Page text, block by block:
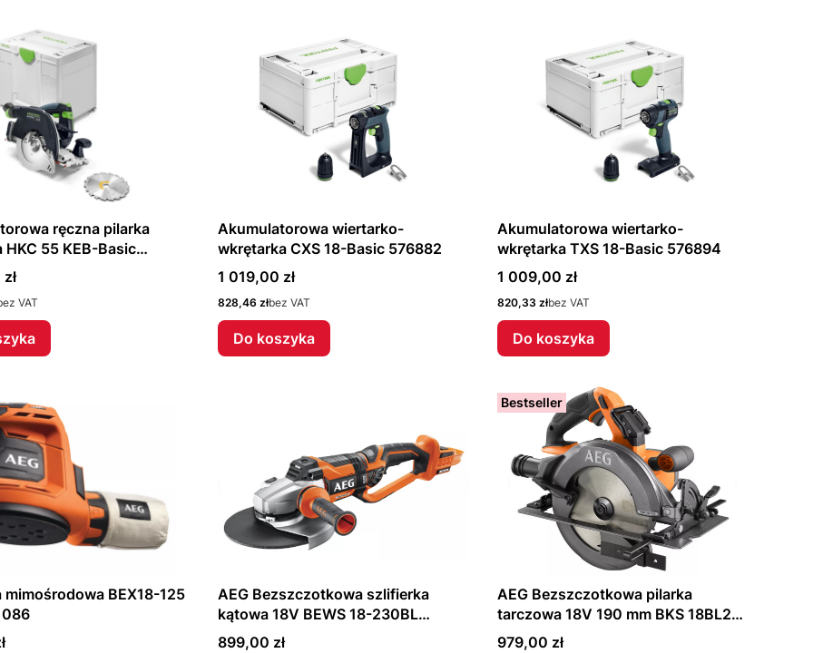
ręczna pilarka
55 KEB-Basic
VAT
Akumulatorowa wiertarko-
wkrętarka CXS 18-Basic 576882
Cena
1 019,00 zł
Cena
828,46 złbez VAT
Do koszyka
Akumulatorowa wiertarko-
wkrętarka TXS 18-Basic 576894
Cena
1 009,00 zł
Cena
820,33 złbez VAT
Do koszyka
mimośrodowa BEX18-125
AEG Bezszczotkowa szlifierka
kątowa 18V BEWS 18-230BL
4935459735
Cena
899,00 zł
Bestseller
AEG Bezszczotkowa pilarka
tarczowa 18V 190 mm BKS 18BL2
4935479661
Cena
979,00 zł